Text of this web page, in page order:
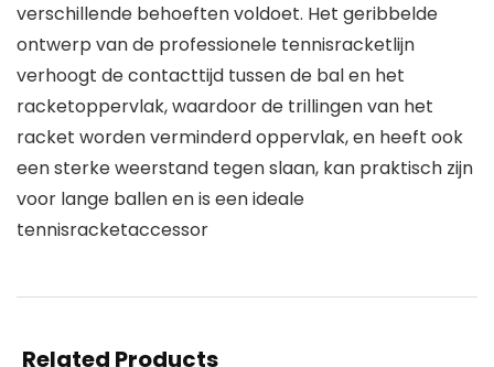
verschillende behoeften voldoet. Het geribbelde
ontwerp van de professionele tennisracketlijn
verhoogt de contacttijd tussen de bal en het
racketoppervlak, waardoor de trillingen van het
racket worden verminderd oppervlak, en heeft ook
een sterke weerstand tegen slaan, kan praktisch zijn
voor lange ballen en is een ideale
tennisracketaccessor
Related Products